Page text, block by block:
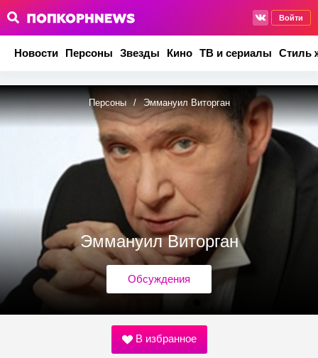
Войти
Новости Персоны Звезды Кино ТВ и сериалы Стиль
Персоны / Эммануил Виторган
Эммануил Виторган
Обсуждения
В избранное